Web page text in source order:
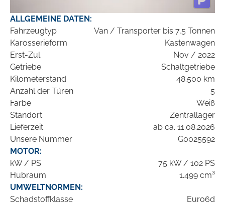
ALLGEMEINE DATEN:
Fahrzeugtyp
Van / Transporter bis 7,5 Tonnen
Karosserieform
Kastenwagen
Erst-Zul.
Nov / 2022
Getriebe
Schaltgetriebe
Kilometerstand
48.500 km
Anzahl der Türen
5
Farbe
Weiß
Standort
Zentrallager
Lieferzeit
ab ca. 11.08.2026
Unsere Nummer
G0025592
MOTOR:
kW / PS
75 kW / 102 PS
Hubraum
1.499 cm³
UMWELTNORMEN:
Schadstoffklasse
Euro6d